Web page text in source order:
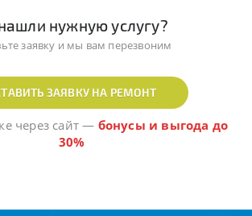
нужную услугу?
заявку и мы вам перезвоним
ЗАЯВКУ НА РЕМОНТ
через сайт— бонусы и выгода до
30%